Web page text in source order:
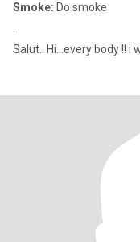
Smoke: Do smoke
Salut.. Hi...every body !! i